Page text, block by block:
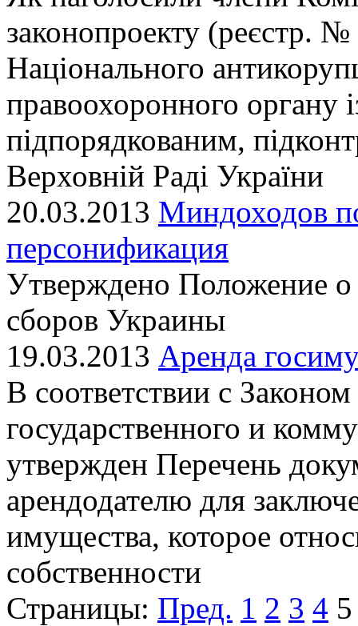
законопроекту (реєстр.
Національного
правоохоронного органу
підпорядкованим,
Верховній Раді України
20.03.2013 Миндоходов
персонификация
Утверждено Положение
сборов Украины
19.03.2013 Аренда
В соответствии с
государственного и
утвержден Перечень
арендодателю для
имущества, которое
собственности
Страницы: Пред. 1 2 3 4 5